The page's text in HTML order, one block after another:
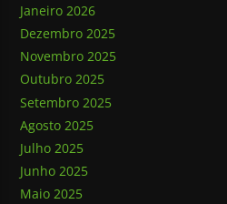
Janeiro 2026
Dezembro 2025
Novembro 2025
Outubro 2025
Setembro 2025
Agosto 2025
Julho 2025
Junho 2025
Maio 2025